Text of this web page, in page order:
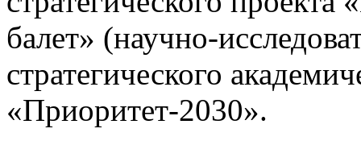
балет» (научно-
стратегического
«Приоритет-2030».